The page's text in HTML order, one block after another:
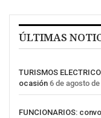
ÚLTIMAS
TURISMOS
ocasión 6 de agosto
FUNCIONARIOS: